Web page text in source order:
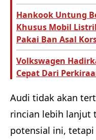
Hankook Untung
Khusus Mobil
Pakai Ban Asal
Volkswagen
Cepat Dari
Audi tidak akan
rincian lebih lanjut
potensial ini,